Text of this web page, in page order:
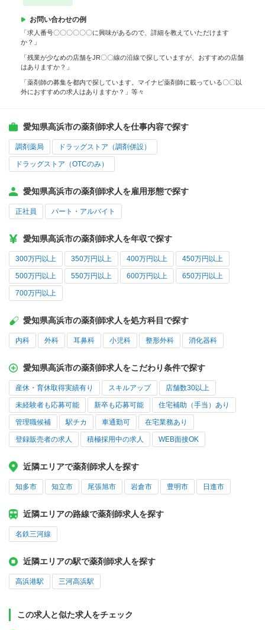
お問い合わせの例
「求人番号〇〇〇〇〇〇に興味があるので、詳細を教えていただけます
か？」
「残業が少なめの店舗をJR〇〇線の沿線で探していますが、おすすめの店舗
はありますか？」
「薬剤師の募集を都内で探しています。マイナビ薬剤師に載っている〇〇以
外におすすめの求人はありますか？」等々
愛知県高浜市の薬剤師求人を仕事内容で探す
調剤薬局 ドラッグストア（調剤併設）
ドラッグストア（OTCのみ）
愛知県高浜市の薬剤師求人を雇用形態で探す
正社員 パート・アルバイト
愛知県高浜市の薬剤師求人を年収で探す
300万円以上 350万円以上 400万円以上 450万円以上
500万円以上 550万円以上 600万円以上 650万円以上
700万円以上
愛知県高浜市の薬剤師求人を処方科目で探す
内科 外科 耳鼻科 小児科 整形外科 消化器科
愛知県高浜市の薬剤師求人をこだわり条件で探す
産休・育休取得実績有り スキルアップ 店舗数30以上
未経験者も応募可能 新卒も応募可能 住宅補助（手当）あり
管理職候補 駅チカ 車通勤可 在宅業務あり
登録販売者の求人 積極採用中の求人 WEB面接OK
近隣エリアで薬剤師求人を探す
知多市 知立市 尾張旭市 岩倉市 豊明市 日進市
近隣エリアの路線で薬剤師求人を探す
名鉄三河線
近隣エリアの駅で薬剤師求人を探す
高浜港駅 三河高浜駅
この求人と似た求人をチェック